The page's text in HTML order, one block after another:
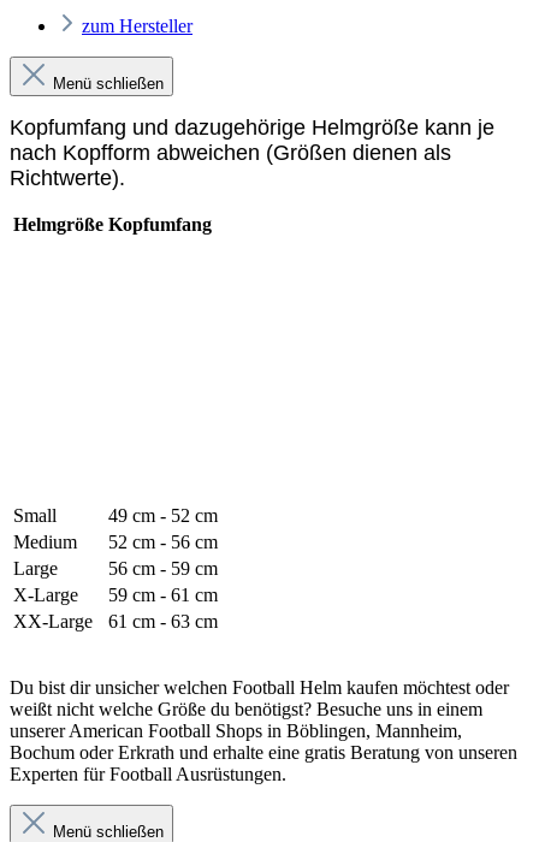
zum Hersteller
Menü schließen
Kopfumfang und dazugehörige Helmgröße kann je
nach Kopfform abweichen (Größen dienen als
Richtwerte).
Helmgröße Kopfumfang
Small
49 cm - 52 cm
Medium
52 cm - 56 cm
Large
56 cm - 59 cm
X-Large
59 cm - 61 cm
XX-Large
61 cm - 63 cm
Du bist dir unsicher welchen Football Helm kaufen möchtest oder
weißt nicht welche Größe du benötigst? Besuche uns in einem
unserer American Football Shops in Böblingen, Mannheim,
Bochum oder Erkrath und erhalte eine gratis Beratung von unseren
Experten für Football Ausrüstungen.
Menü schließen